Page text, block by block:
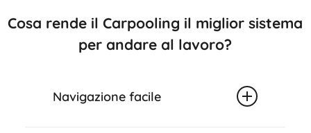
Cosa rende il Carpooling il miglior sistema
per andare al lavoro?
Navigazione facile